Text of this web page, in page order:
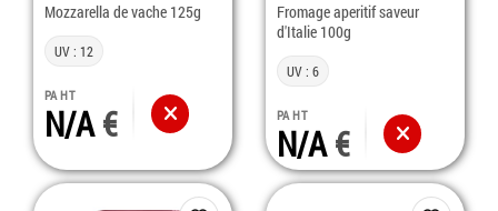
Mozzarella de vache 125g
UV : 12
PA HT
N/A
Fromage aperitif saveur
d'Italie 100g
UV : 6
PA HT
N/A